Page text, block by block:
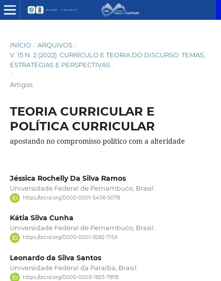
INÍCIO / ARQUIVOS /
V. 15 N. 2 (2022): CURRÍCULO E TEORIA DO DISCURSO: TEMAS,
ESTRATÉGIAS E PERSPECTIVAS...
/
Artigos
TEORIA CURRICULAR E
POLÍTICA CURRICULAR
apostando no compromisso político com a alteridade
Jéssica Rochelly Da Silva Ramos
Universidade Federal de Pernambuco, Brasil.
https://orcid.org/0000-0001-5406-5078
Kátia Silva Cunha
Universidade Federal de Pernambuco, Brasil.
https://orcid.org/0000-0001-9282-715X
Leonardo da Silva Santos
Universidade Federal da Paraíba, Brasil.
https://orcid.org/0000-0003-1833-7878